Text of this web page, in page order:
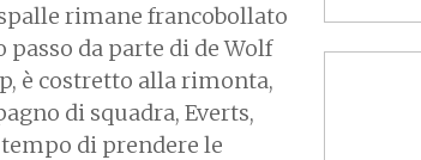
rimane francobollato
da parte di de Wolf
è costretto alla rimonta,
di squadra, Everts,
di prendere le